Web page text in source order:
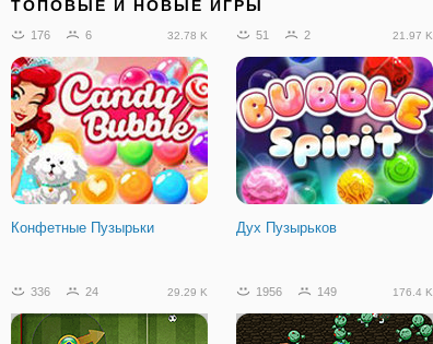
ТОПОВЫЕ И НОВЫЕ ИГРЫ
176 6 32.78 K
Конфетные Пузырьки
51 2 21.97 K
Дух Пузырьков
336 24 29.29 K 1956 149 176.4 K